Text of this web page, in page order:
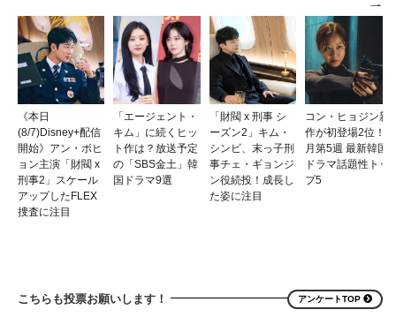
《本日
(8/7)Disney+配信
開始》アン・ボヒ
ョン主演「財閥 x
刑事2」スケール
アップしたFLEX
捜査に注目
「エージェント・
キム」に続くヒッ
ト作は？放送予定
の「SBS金土」韓
国ドラマ9選
「財閥 x 刑事 シ
ーズン2」キム・
シンビ、末っ子刑
事チェ・ギョンジ
ン役続投！成長し
た姿に注目
コン・ヒョジン新
作が初登場2位！7
月第5週 最新韓国
ドラマ話題性トッ
プ5
こちらも投票お願いします！ アンケートTOP